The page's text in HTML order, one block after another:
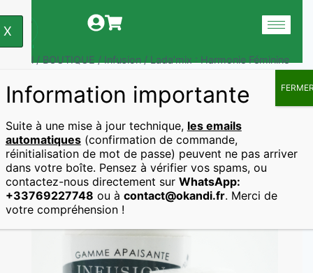
X
Accueil / BOUTIQUE / Infusion / Lada’mix : Harmonie Féminine
Accueil Infusion Lada’mix : Harmonie Féminine
Information importante
Suite à une mise à jour technique, les emails
automatiques(confirmation de commande,
réinitialisation de mot de passe) peuvent ne pas arriver
dans votre boîte. Pensez à vérifier vos spams, ou
contactez-nous directement sur WhatsApp:
+33769227748 ou à contact@okandi.fr. Merci de
votre compréhension !